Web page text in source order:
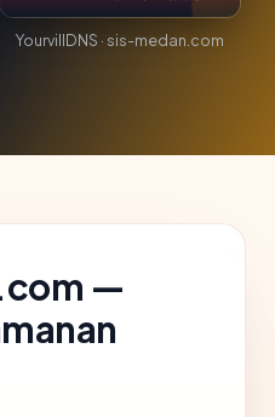
YourvillDNS · sis-medan.com
—